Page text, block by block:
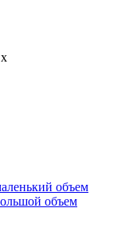
x
объем
объем